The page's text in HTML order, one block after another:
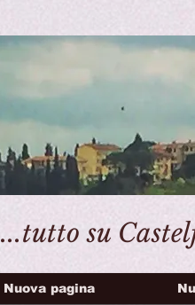
...tutto su
Nuova pagina